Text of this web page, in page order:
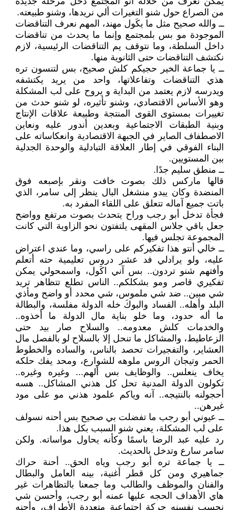
من الصراع حول شنو التغيرات ألي نريدها، وشنو طبيعته.
ــ والله صحيح مثل ما يكَول مهند، المهم نعرف التناقضات
الموجودة مو بس بلمجتمع وإنما ما يحدث من تناقضات
داخل السلطة، وما نتوقف يم التناقضات الرئيسية، لازم
نكتشف التناقضات حتى الثانوية منها.
ــ يا جماعة الخير حجيكم كلش صحيح، بس لتنسون تره
هذي التناقضات وتفاعلاتها، واحد من يريد يكتشفه
ويدرسه لازم يعتمد من البداية و يروح على لب المشكلة
وهو الأساس الاقتصادي، وشنو تأثيره، لو شنو حدث من
تغييرات بمستوى القوى المنتجة وطبيعة علاقات الإنتاج
وبنية الطبقات الاجتماعية وبعدين أندور عليه ونعاين
الاصطفاف الصاير في الجبهة الاقتصادية وانعكاساته على
البناء الفوقي في إطار العلاقة التبادلية والوحدة الجدلية
بين المستويين.
ــ منطق سليم جدًا.
قالها ماركس ذلك بصوت خافت ونقر بإصبعه فوق
المنضدة وكان يبدو منشغل البال ينظر إلى سامر، الذي
باتت جميع آماله تتعلق على اللقاء المفرد به.
فجأة تدخل أبو رجب وراح يتحدث بصوت مرتفع وواضح
جعل باقي جلاس المقهى يلتفتون نحو الزاوية التي كانت
المجموعة تجلس فيها.
ــ خالي أنتو هذا تفكيركم على راسي، وما عندي اعتراض
عليه، ولو يرادلي فد عشر دروس تعليمية حته أتعلم
وأفتهم شنو تردون.. بس آني اكَول، واسمحولي يمكن
تفكيري قاصر ومو بشكلكم.. الناس تطلع تتظاهر تريد
شي مبين.. ضد شي ملموس، شي محدد أو واضح ومأذي
البلد وأهله.. الفساد والبوكَ خله الدولة مفلسة، والبطالة
ما أله حدود، وما خلو بناية مال الدولة ما أخذوه..
والخدمات كلش معدومه.. والسلاح صار بيد حتى
الزعاطيط، والمشاكل ما تنحل إلا بالسلاح لو بالفصل مال
العشاير، والتفجيرات تحصد بالناس، والساده والخطوط
الحمر وتيجان الروس ملوهه للشوارع، ومحد يفك حلكه
يخاف ينعلس.. والوظايف بس ألهم... وغيره وغيره..
تكولون الدولة المدنية تحل كل هذني المشاكل.. هسه
أحجولنه بالنتيجه.. آنه وياكم علمود هذني مو على مود
غيرهن..
ــ عيوني أبو رجب ما تفضلت بي صحيح بس أحنه نسولف
على لب المشكلة، يعني شنو السبب بكل هذا.
رد عليه عبد الرضا باسمًا وكأنه يحاول مواساته. ولكن
سامر سارع وتدخل بالحديث.
ــ يا جماعة تره أبو رجب وياه الحق.. أحنة حراك
جماهيري ومن كل قطر أغنية، بينه العامل والبطال
والفنان والموظف والطالب وما جمعنا بالتظاهرات غير
هاي الأهداف الحجه عليها عمنه أبو رجب، وأحسن شي
نحسب نفسنه حركة اجتماعية متعددة الأطراف، وأحنه